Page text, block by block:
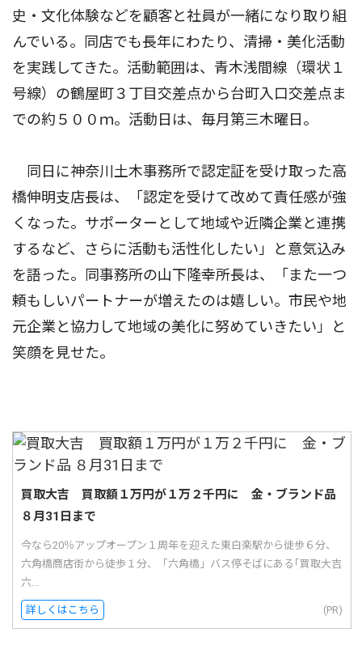
史・文化体験などを顧客と社員が一緒になり取り組
んでいる。同店でも長年にわたり、清掃・美化活動
を実践してきた。活動範囲は、青木浅間線（環状１
号線）の鶴屋町３丁目交差点から台町入口交差点ま
での約５００ｍ。活動日は、毎月第三木曜日。
同日に神奈川土木事務所で認定証を受け取った高
橋伸明支店長は、「認定を受けて改めて責任感が強
くなった。サポーターとして地域や近隣企業と連携
するなど、さらに活動も活性化したい」と意気込み
を語った。同事務所の山下隆幸所長は、「また一つ
頼もしいパートナーが増えたのは嬉しい。市民や地
元企業と協力して地域の美化に努めていきたい」と
笑顔を見せた。
買取大吉 買取額１万円が１万２千円に 金・ブランド品
８月31日まで
今なら20％アップオープン１周年を迎えた東白楽駅から徒歩６分、
六角橋商店街から徒歩１分、「六角橋」バス停そばにある｢買取大吉
六...
詳しくはこちら (PR)